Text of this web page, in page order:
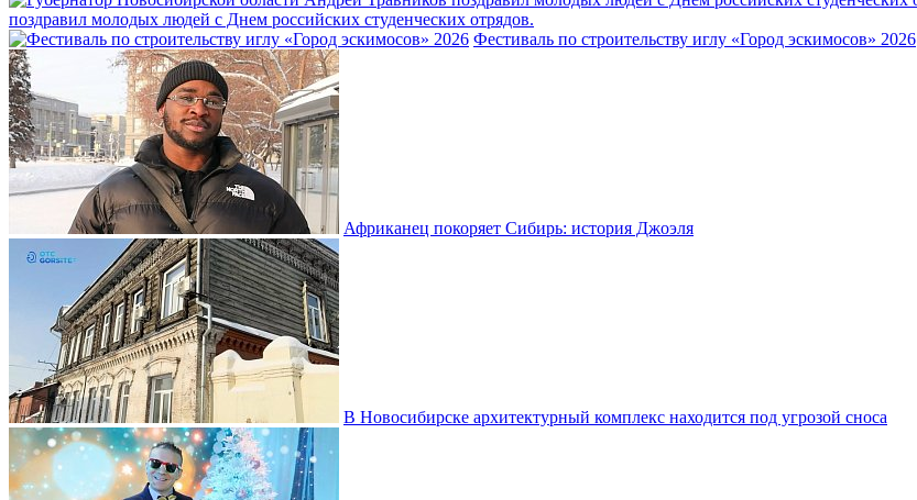
поздравил молодых людей с Днем российских студенческих отрядов.
Фестиваль по строительству иглу «Город эскимосов» 2026
Африканец покоряет Сибирь: история Джоэля
В Новосибирске архитектурный комплекс находится под угрозой сноса